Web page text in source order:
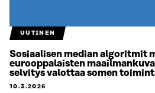
UUTINEN
Sosiaalisen median algoritmit
eurooppalaisten
selvitys valottaa somen
10.3.2026